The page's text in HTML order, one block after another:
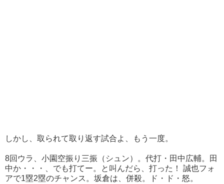
しかし、取られて取り返す試合よ、もう一度。
8回ウラ、小園空振り三振（シュン）。代打・田中広輔。田
中か・・・、でも打てー。と叫んだら、打った！ 誠也フォ
アで1塁2塁のチャンス。坂倉は、併殺。ド・ド・怒。